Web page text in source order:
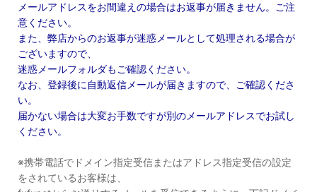
メールアドレスをお間違えの場合はお返事が届きません。ご注
意ください。
また、弊店からのお返事が迷惑メールとして処理される場合が
ございますので、
迷惑メールフォルダもご確認ください。
なお、登録後に自動返信メールが届きますので、ご確認くださ
い。
届かない場合は大変お手数ですが別のメールアドレスでお試し
ください。
※携帯電話でドメイン指定受信またはアドレス指定受信の設定
をされているお客様は、